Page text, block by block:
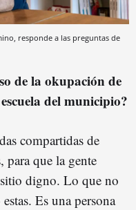
responde a las preguntas de
de la okupación de
del municipio?
compartidas de
que la gente
digno. Lo que no
Es una persona